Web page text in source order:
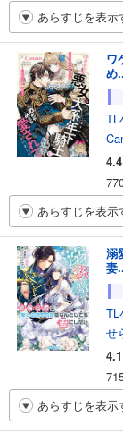
あらすじを表示
ワ
め
TL
4.4
あらすじを表示
溺
妻
TL
せ
4.1
あらすじを表示